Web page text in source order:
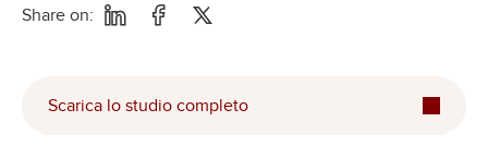
Share on:
Scarica lo studio completo